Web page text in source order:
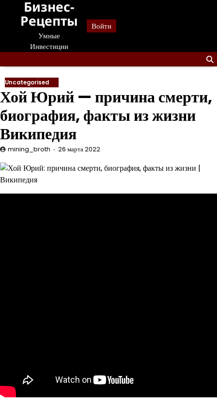
Перейти
содержанию
Бизнес-
Рецепты
Умные
Инвестиции
Войти
Uncategorised
Хой Юрий — причина смерти,
биография, факты из жизни
Википедия
mining_broth 26 марта 2022